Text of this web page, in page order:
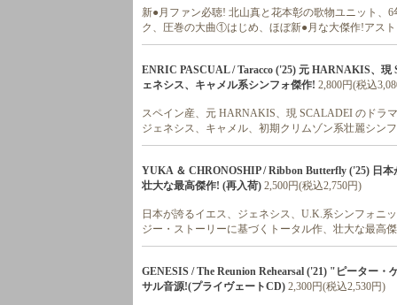
新●月ファン必聴! 北山真と花本彰の歌物ユニット、
ク、圧巻の大曲①はじめ、ほぼ新●月な大傑作!アス
ENRIC PASCUAL / Taracco ('25) 元 HARNAKIS、
ェネシス、キャメル系シンフォ傑作! 2,800円(税込
スペイン産、元 HARNAKIS、現 SCALADEI のドラ
ジェネシス、キャメル、初期クリムゾン系壮麗シン
YUKA ＆ CHRONOSHIP / Ribbon Butterfly ('25) 日
壮大な最高傑作! (再入荷) 2,500円(税込2,750円)
日本が誇るイエス、ジェネシス、U.K.系シンフォニ
ジー・ストーリーに基づくトータル作、壮大な最高
GENESIS / The Reunion Rehearsal ('21) "ピーター
サル音源!(プライヴェートCD) 2,300円(税込2,530円)